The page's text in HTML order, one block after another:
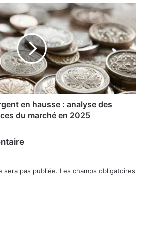
en hausse : analyse des
du marché en 2025
sera pas publiée. Les champs obligatoires